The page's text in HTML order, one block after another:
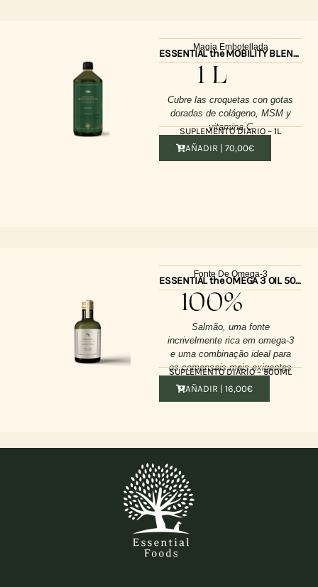
Magia Embotellada
ESSENTIAL the MOBILITY BLEND 1l
1 L
Cubre las croquetas con gotas
doradas de colágeno, MSM y
vitamina C
SUPLEMENTO DIARIO – 1L
AÑADIR |70,00€
Fonte De Omega-3
ESSENTIAL the OMEGA 3 OIL 500ml
100%
Salmão, uma fonte
incrivelmente rica em omega-3
e uma combinação ideal para
os comensais mais exigentes
SUPLEMENTO DIÁRIO – 500ML
AÑADIR |16,00€